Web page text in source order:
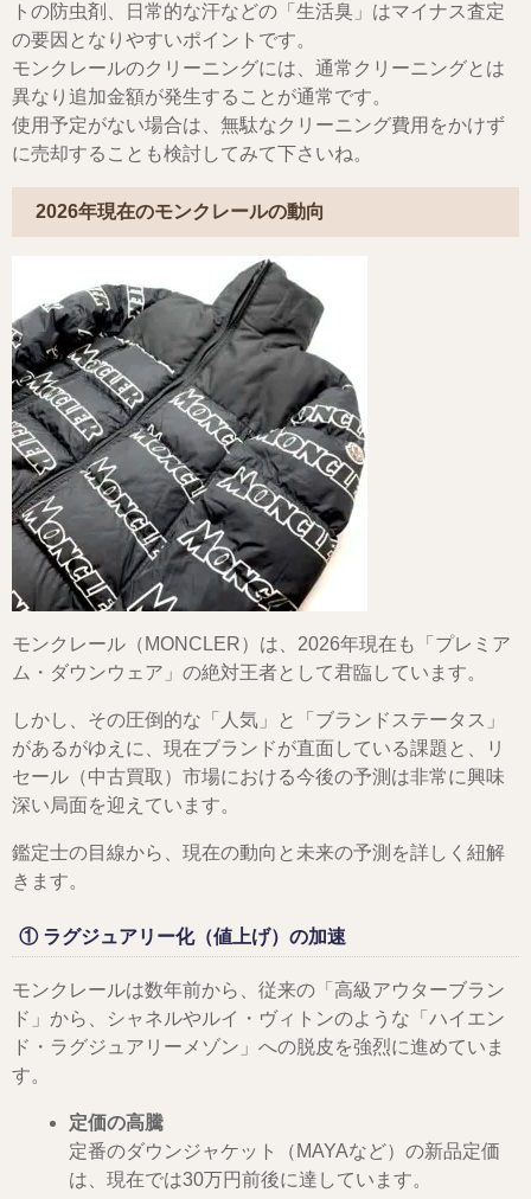
トの防虫剤、日常的な汗などの「生活臭」はマイナス査定
の要因となりやすいポイントです。
モンクレールのクリーニングには、通常クリーニングとは
異なり追加金額が発生することが通常です。
使用予定がない場合は、無駄なクリーニング費用をかけず
に売却することも検討してみて下さいね。
2026年現在のモンクレールの動向
モンクレール（MONCLER）は、2026年現在も「プレミア
ム・ダウンウェア」の絶対王者として君臨しています。
しかし、その圧倒的な「人気」と「ブランドステータス」
があるがゆえに、現在ブランドが直面している課題と、リ
セール（中古買取）市場における今後の予測は非常に興味
深い局面を迎えています。
鑑定士の目線から、現在の動向と未来の予測を詳しく紐解
きます。
① ラグジュアリー化（値上げ）の加速
モンクレールは数年前から、従来の「高級アウターブラン
ド」から、シャネルやルイ・ヴィトンのような「ハイエン
ド・ラグジュアリーメゾン」への脱皮を強烈に進めていま
す。
定価の高騰
定番のダウンジャケット（MAYAなど）の新品定価
は、現在では30万円前後に達しています。